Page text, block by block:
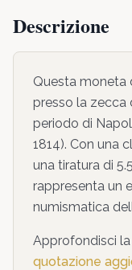
Descrizione
Questa moneta
presso la zecca
periodo di
1814). Con una
una tiratura di
rappresenta un
numismatica
Approfondisci la
quotazione